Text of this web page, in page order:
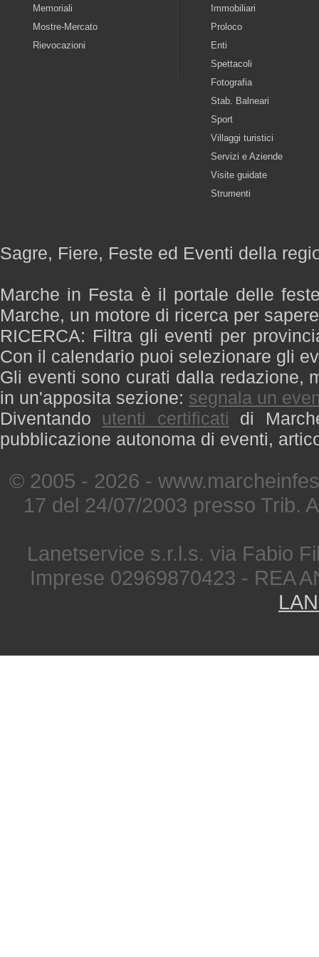
Memoriali
Mostre-Mercato
Rievocazioni
Immobiliari
Proloco
Enti
Spettacoli
Fotografia
Stab. Balneari
Sport
Villaggi turistici
Servizi e Aziende
Visite guidate
Strumenti
Sagre, Fiere, Feste ed Eventi della
Marche in Festa è il portale delle
Marche, un motore di ricerca per
RICERCA: Filtra gli eventi per
Con il calendario puoi selezionare gli
Gli eventi sono curati dalla redazione,
in un'apposita sezione: segnala un
Diventando utenti certificati di
pubblicazione autonoma di eventi,
© 2005 - 2026 -
17 del 24/07/2003 presso Trib.
Lanetservice s.r.l.s. via Fabio
Imprese 02969870423 - REA